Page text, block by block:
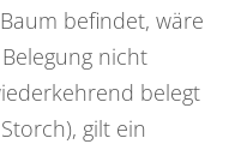
befindet, wäre
nicht
belegt
, gilt ein